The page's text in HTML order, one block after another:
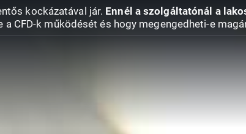
kockázatával jár. Ennél a szolgáltatónál a
a CFD-k működését és hogy megengedheti-e